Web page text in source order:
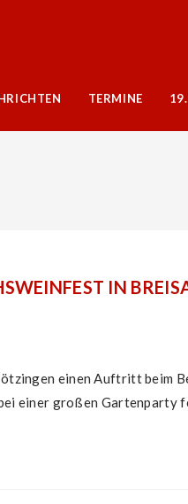
TERMINE
IN
einen Auftritt beim
einer großen Gartenparty